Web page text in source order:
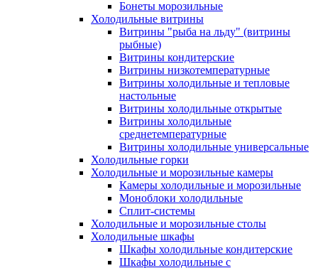
Бонеты морозильные
Холодильные витрины
Витрины "рыба на льду" (витрины
рыбные)
Витрины кондитерские
Витрины низкотемпературные
Витрины холодильные и тепловые
настольные
Витрины холодильные открытые
Витрины холодильные
среднетемпературные
Витрины холодильные универсальные
Холодильные горки
Холодильные и морозильные камеры
Камеры холодильные и морозильные
Моноблоки холодильные
Сплит-системы
Холодильные и морозильные столы
Холодильные шкафы
Шкафы холодильные кондитерские
Шкафы холодильные с